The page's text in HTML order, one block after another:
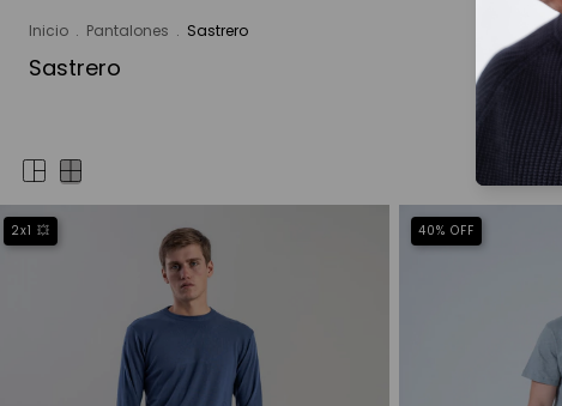
Inicio . Pantalones . Sastrero
Sastrero
2x1 💥 40% OFF